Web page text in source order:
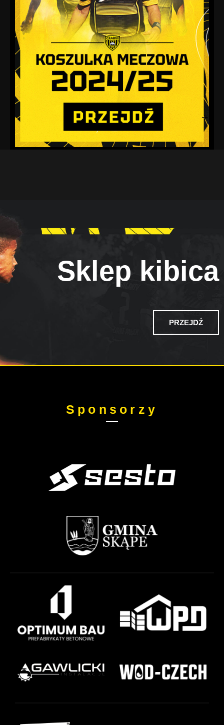
Sklep kibica
PRZEJDŹ
Sponsorzy